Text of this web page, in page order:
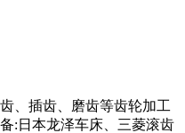
、插齿、磨齿等齿轮加工
:日本龙泽车床、三菱滚齿